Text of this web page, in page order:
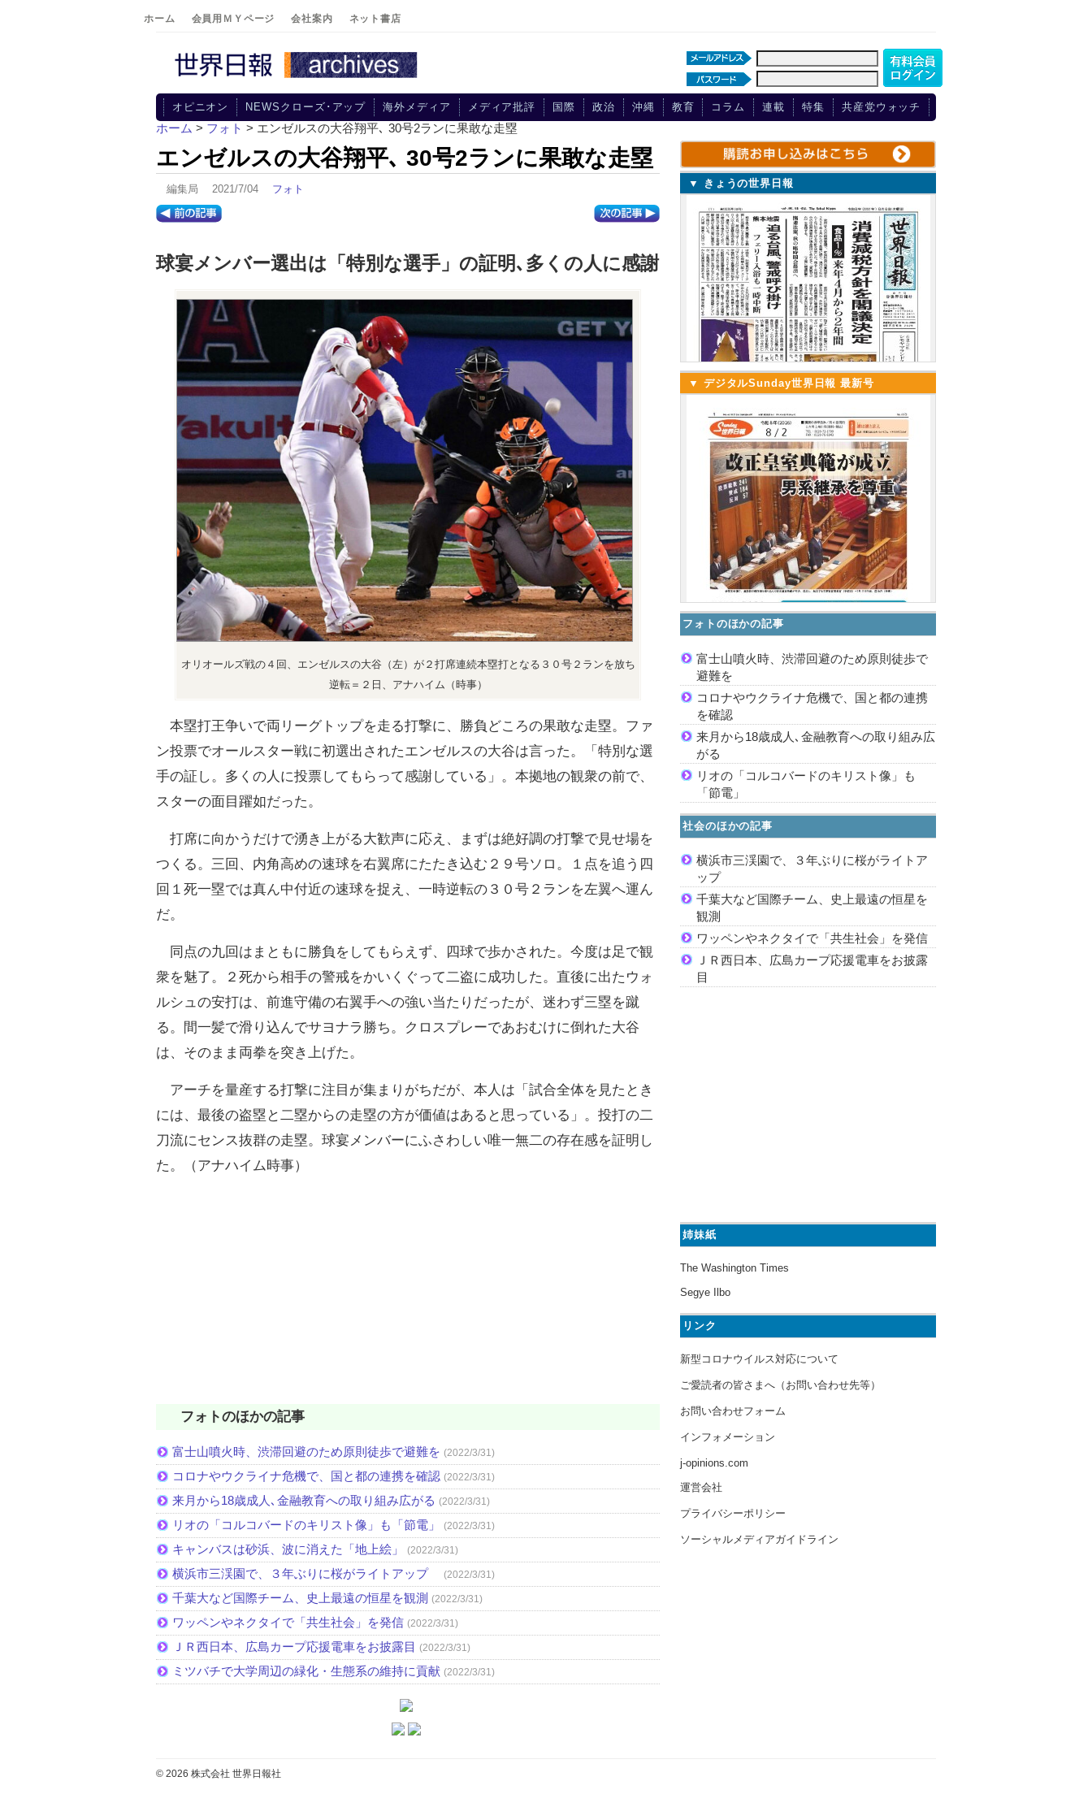
ホーム 会員用ＭＹページ 会社案内 ネット書店
オピニオン NEWSクローズ･アップ 海外メディア メディア批評 国際 政治 沖縄 教育 コラム 連載 特集 共産党ウォッチ
ホーム > フォト > エンゼルスの大谷翔平､ 30号2ランに果敢な走塁
エンゼルスの大谷翔平､ 30号2ランに果敢な走塁
編集局 2021/7/04 フォト
球宴メンバー選出は「特別な選手」の証明､多くの人に感謝
オリオールズ戦の４回、エンゼルスの大谷（左）が２打席連続本塁打となる３０号２ランを放ち
逆転＝２日、アナハイム（時事）
本塁打王争いで両リーグトップを走る打撃に、勝負どころの果敢な走塁。ファ
ン投票でオールスター戦に初選出されたエンゼルスの大谷は言った。「特別な選
手の証し。多くの人に投票してもらって感謝している」。本拠地の観衆の前で、
スターの面目躍如だった。
打席に向かうだけで湧き上がる大歓声に応え、まずは絶好調の打撃で見せ場を
つくる。三回、内角高めの速球を右翼席にたたき込む２９号ソロ。１点を追う四
回１死一塁では真ん中付近の速球を捉え、一時逆転の３０号２ランを左翼へ運ん
だ。
同点の九回はまともに勝負をしてもらえず、四球で歩かされた。今度は足で観
衆を魅了。２死から相手の警戒をかいくぐって二盗に成功した。直後に出たウォ
ルシュの安打は、前進守備の右翼手への強い当たりだったが、迷わず三塁を蹴
る。間一髪で滑り込んでサヨナラ勝ち。クロスプレーであおむけに倒れた大谷
は、そのまま両拳を突き上げた。
アーチを量産する打撃に注目が集まりがちだが、本人は「試合全体を見たとき
には、最後の盗塁と二塁からの走塁の方が価値はあると思っている」。投打の二
刀流にセンス抜群の走塁。球宴メンバーにふさわしい唯一無二の存在感を証明し
た。（アナハイム時事）
フォトのほかの記事
富士山噴火時、渋滞回避のため原則徒歩で避難を (2022/3/31)
コロナやウクライナ危機で、国と都の連携を確認 (2022/3/31)
来月から18歳成人､金融教育への取り組み広がる (2022/3/31)
リオの「コルコバードのキリスト像」も「節電」 (2022/3/31)
キャンバスは砂浜、波に消えた「地上絵」 (2022/3/31)
横浜市三渓園で、３年ぶりに桜がライトアップ (2022/3/31)
千葉大など国際チーム、史上最遠の恒星を観測 (2022/3/31)
ワッペンやネクタイで「共生社会」を発信 (2022/3/31)
ＪＲ西日本、広島カープ応援電車をお披露目 (2022/3/31)
ミツバチで大学周辺の緑化・生態系の維持に貢献 (2022/3/31)
▼ きょうの世界日報
▼ デジタルSunday世界日報 最新号
フォトのほかの記事
富士山噴火時、渋滞回避のため原則徒歩で
避難を
コロナやウクライナ危機で、国と都の連携
を確認
来月から18歳成人､金融教育への取り組み広
がる
リオの「コルコバードのキリスト像」も
「節電」
社会のほかの記事
横浜市三渓園で、３年ぶりに桜がライトア
ップ
千葉大など国際チーム、史上最遠の恒星を
観測
ワッペンやネクタイで「共生社会」を発信
ＪＲ西日本、広島カープ応援電車をお披露
目
姉妹紙
The Washington Times
Segye Ilbo
リンク
新型コロナウイルス対応について
ご愛読者の皆さまへ（お問い合わせ先等）
お問い合わせフォーム
インフォメーション
j-opinions.com
運営会社
プライバシーポリシー
ソーシャルメディアガイドライン
© 2026 株式会社 世界日報社